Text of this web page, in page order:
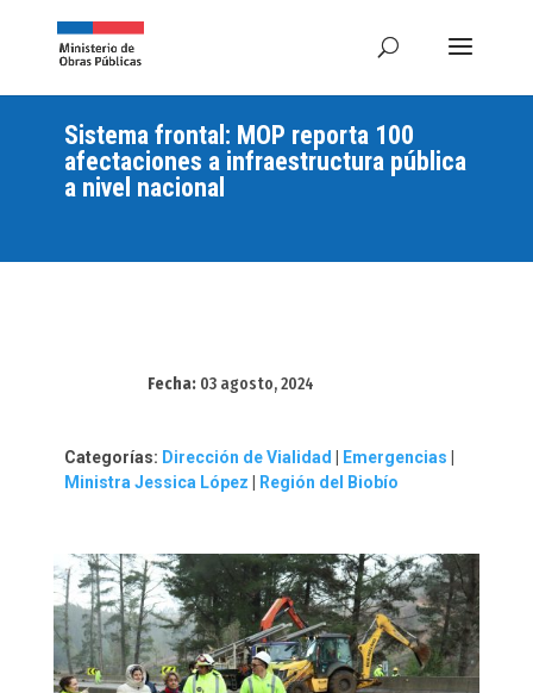
Sistema frontal: MOP reporta 100
afectaciones a infraestructura pública
a nivel nacional
Fecha: 03 agosto, 2024
Categorías: Dirección de Vialidad Emergencias
Ministra Jessica López
Región del Biobío